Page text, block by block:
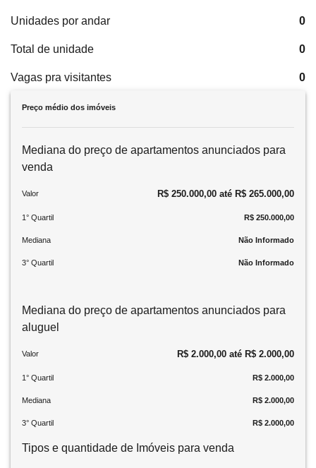
Unidades por andar 0
Total de unidade 0
Vagas pra visitantes 0
Preço médio dos imóveis
Mediana do preço de apartamentos anunciados para
venda
Valor R$ 250.000,00 até R$ 265.000,00
1° Quartil R$ 250.000,00
Mediana Não Informado
3° Quartil Não Informado
Mediana do preço de apartamentos anunciados para
aluguel
Valor R$ 2.000,00 até R$ 2.000,00
1° Quartil R$ 2.000,00
Mediana R$ 2.000,00
3° Quartil R$ 2.000,00
Tipos e quantidade de Imóveis para venda